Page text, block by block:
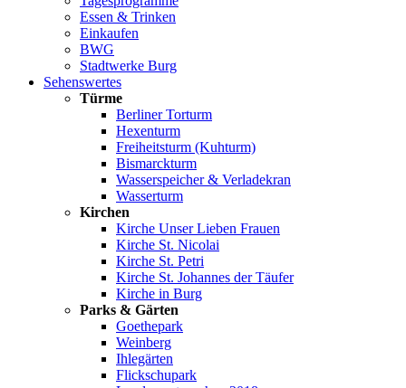
Essen & Trinken
Einkaufen
BWG
Stadtwerke Burg
Sehenswertes
Türme
Berliner Torturm
Hexenturm
Freiheitsturm (Kuhturm)
Bismarckturm
Wasserspeicher & Verladekran
Wasserturm
Kirchen
Kirche Unser Lieben Frauen
Kirche St. Nicolai
Kirche St. Petri
Kirche St. Johannes der Täufer
Kirche in Burg
Parks & Gärten
Goethepark
Weinberg
Ihlegärten
Flickschupark